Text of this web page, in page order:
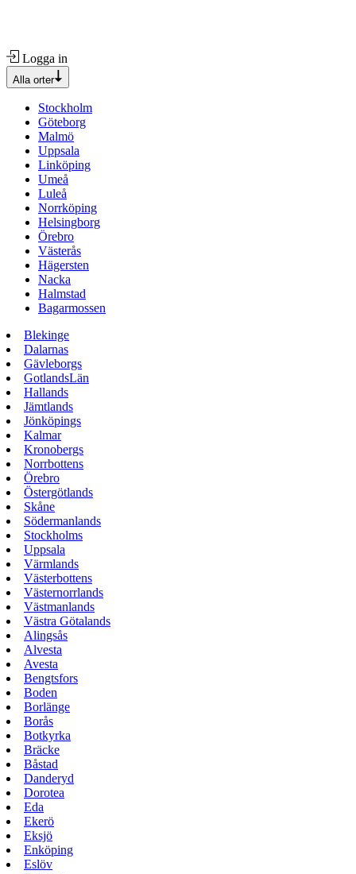
Logga in
Alla orter
Stockholm
Göteborg
Malmö
Uppsala
Linköping
Umeå
Luleå
Norrköping
Helsingborg
Örebro
Västerås
Hägersten
Nacka
Halmstad
Bagarmossen
Blekinge
Dalarnas
Gävleborgs
GotlandsLän
Hallands
Jämtlands
Jönköpings
Kalmar
Kronobergs
Norrbottens
Örebro
Östergötlands
Skåne
Södermanlands
Stockholms
Uppsala
Värmlands
Västerbottens
Västernorrlands
Västmanlands
Västra Götalands
Alingsås
Alvesta
Avesta
Bengtsfors
Boden
Borlänge
Borås
Botkyrka
Bräcke
Båstad
Danderyd
Dorotea
Eda
Ekerö
Eksjö
Enköping
Eslöv